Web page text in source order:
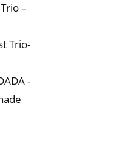
–
Trio-
-